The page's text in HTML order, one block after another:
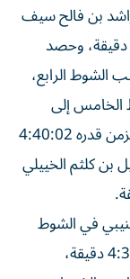
بن فالح سيف
الشامسي بالمركز الأول بزمن قدره 4:35:05 دقيقة، وحصد
الشوط الرابع،
الخامس إلى
«خصام»، لمحمد عتيق المقعودي الفلاسي بزمن قدره 4:40:02
كلثم الخييلي
في الشوط
السابع، محققة المركز الأول بزمن قدره 4:34:67 دقيقة،